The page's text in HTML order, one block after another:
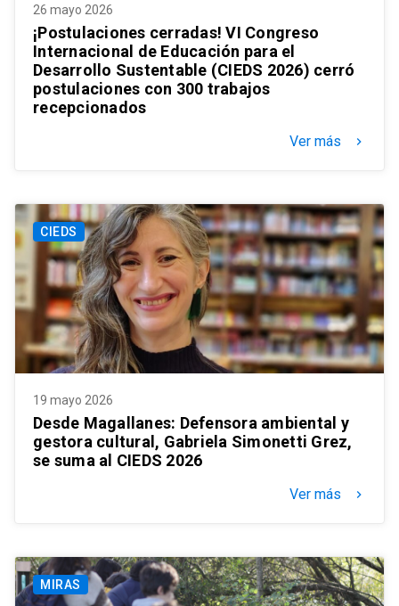
26 mayo 2026
¡Postulaciones cerradas! VI Congreso
Internacional de Educación para el
Desarrollo Sustentable (CIEDS 2026) cerró
postulaciones con 300 trabajos
recepcionados
Ver más keyboard_arrow_right
CIEDS
19 mayo 2026
Desde Magallanes: Defensora ambiental y
gestora cultural, Gabriela Simonetti Grez,
se suma al CIEDS 2026
Ver más keyboard_arrow_right
MIRAS